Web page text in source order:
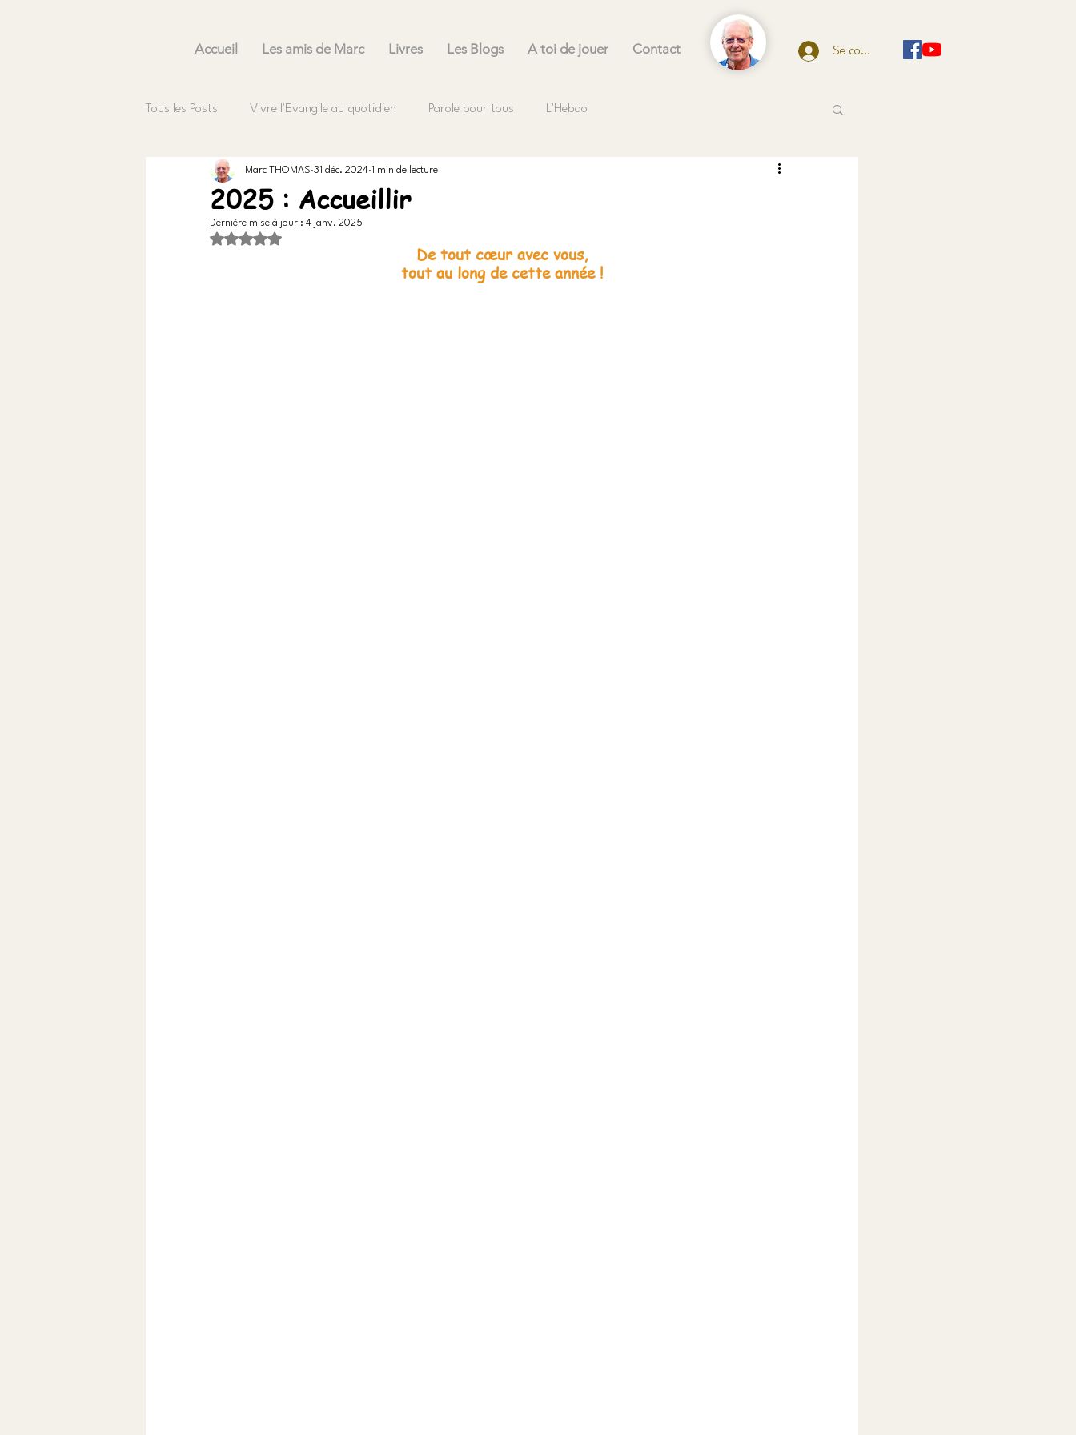
Accueil Les amis de Marc Livres Les Blogs A toi de jouer Contact Se connecter
Tous les Posts Vivre l'Evangile au quotidien Parole pour tous L'Hebdo
2025 : Accueillir
Marc THOMAS 31 déc. 2024 1 min de lecture
Dernière mise à jour : 4 janv. 2025
Noté NaN étoiles sur 5.
De tout cœur avec vous,
tout au long de cette année !